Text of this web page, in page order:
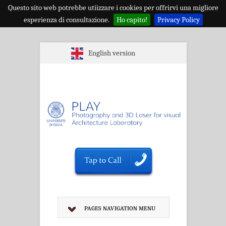
Questo sito web potrebbe utiizzare i cookies per offrirvi una migliore
esperienza di consultazione.
Ho capito! Privacy Policy
English version
PAGES NAVIGATION MENU